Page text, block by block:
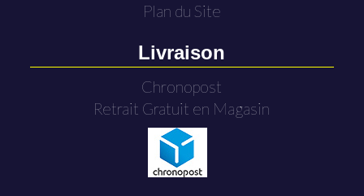
Plan du Site
Livraison
Chronopost
Retrait Gratuit en Magasin